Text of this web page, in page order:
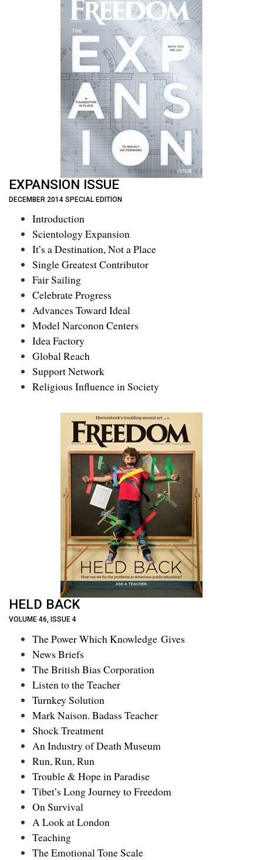
EXPANSION ISSUE
DECEMBER 2014 SPECIAL EDITION
Introduction
Scientology Expansion
It’s a Destination, Not a Place
Single Greatest Contributor
Fair Sailing
Celebrate Progress
Advances Toward Ideal
Model Narconon Centers
Idea Factory
Global Reach
Support Network
Religious Influence in Society
HELD BACK
VOLUME 46, ISSUE 4
The Power Which Knowledge Gives
News Briefs
The British Bias Corporation
Listen to the Teacher
Turnkey Solution
Mark Naison. Badass Teacher
Shock Treatment
An Industry of Death Museum
Run, Run, Run
Trouble & Hope in Paradise
Tibet’s Long Journey to Freedom
On Survival
A Look at London
Teaching
The Emotional Tone Scale